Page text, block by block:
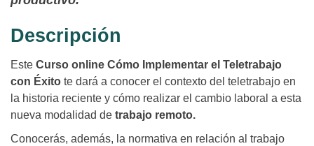
Descripción
Este Curso online Cómo Implementar el Teletrabajo
con Éxito te dará a conocer el contexto del teletrabajo en
la historia reciente y cómo realizar el cambio laboral a esta
nueva modalidad de trabajo remoto.
Conocerás, además, la normativa en relación al trabajo